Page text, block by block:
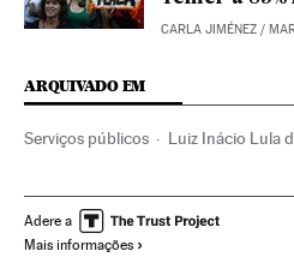
CARLA JIMÉNEZ /
ARQUIVADO EM
Serviços públicos Luiz Inácio Lula
Reformas trabalhistas Partido dos
Marchas protesto
Adere a
Mais informações